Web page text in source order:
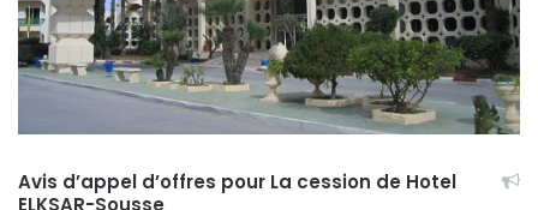
Avis d’appel d’offres pour La cession de Hotel
ELKSAR-Sousse